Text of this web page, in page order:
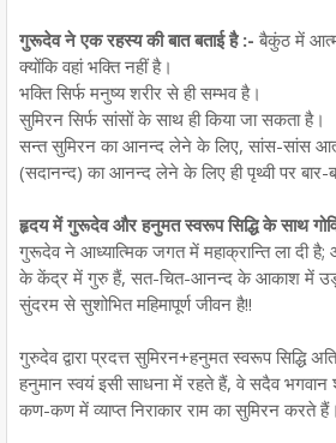
गुरूदेव ने एक रहस्य की बात बताई है :- बैकुंठ में
क्योंकि वहां भक्ति नहीं है।
भक्ति सिर्फ मनुष्य शरीर से ही सम्भव है।
सुमिरन सिर्फ सांसों के साथ ही किया जा सकता है।
सन्त सुमिरन का आनन्द लेने के लिए, सांस-सांस
(सदानन्द) का आनन्द लेने के लिए ही पृथ्वी पर बार-
हृदय में गुरूदेव और हनुमत स्वरूप सिद्धि के साथ
गुरूदेव ने आध्यात्मिक जगत में महाक्रान्ति ला दी
के केंद्र में गुरु हैं, सत-चित-आनन्द के आकाश में
सुंदरम से सुशोभित महिमापूर्ण जीवन है!!
गुरुदेव द्वारा प्रदत्त सुमिरन+हनुमत स्वरूप सिद्धि
हनुमान स्वयं इसी साधना में रहते हैं, वे सदैव
कण-कण में व्याप्त निराकार राम का सुमिरन करते हैं।